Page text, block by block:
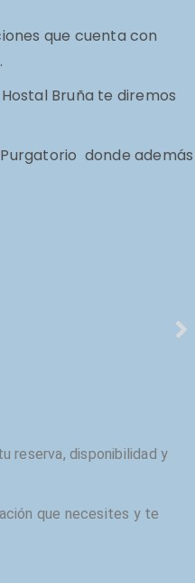
que cuenta con
Bruña te diremos
donde además
reserva, disponibilidad y
que necesites y te